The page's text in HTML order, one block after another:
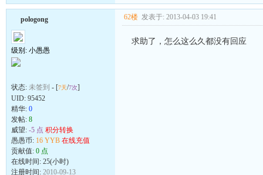
pologong
级别: 小愚愚
状态: 未签到 - [7天/7次]
UID: 95452
精华: 0
发帖: 8
威望: -5 点 积分转换
愚愚币: 16 YYB 在线充值
贡献值: 0 点
在线时间: 25(小时)
注册时间: 2010-09-13
62楼 发表于: 2013-04-03 19:41
求助了，怎么这么久都没有回应